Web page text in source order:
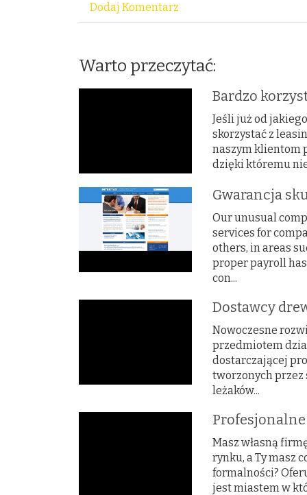
Dodaj Komentarz
Warto przeczytać:
Bardzo
Jeśli już od
skorzystać z
naszym klientom
dzięki któremu
Gwarancja
Our unusual
services for
others, in areas
proper payroll
con...
Dostawcy
Nowoczesne
przedmiotem
dostarczającej
tworzonych przez
leżaków...
Masz własną
rynku, a Ty masz
formalności?
jest miastem w